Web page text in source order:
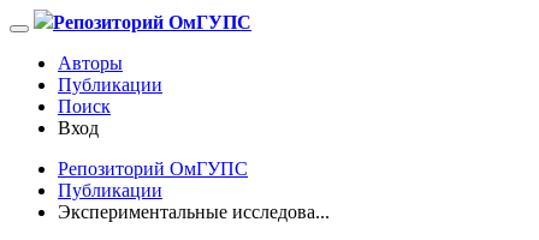
Репозиторий ОмГУПС
Авторы
Публикации
Поиск
Вход
Репозиторий ОмГУПС
Публикации
Экспериментальные исследова...